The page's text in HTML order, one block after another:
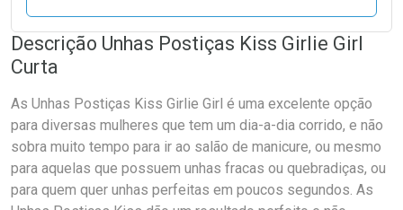
Descrição Unhas Postiças Kiss Girlie Girl
Curta
As Unhas Postiças Kiss Girlie Girl é uma excelente opção
para diversas mulheres que tem um dia-a-dia corrido, e não
sobra muito tempo para ir ao salão de manicure, ou mesmo
para aquelas que possuem unhas fracas ou quebradiças, ou
para quem quer unhas perfeitas em poucos segundos. As